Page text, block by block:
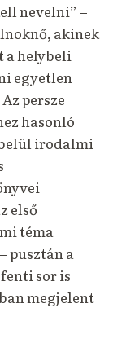
nevelni” –
akinek
a helybeli
egyetlen
persze
hasonló
irodalmi
első
téma
pusztán a
sor is
megjelent